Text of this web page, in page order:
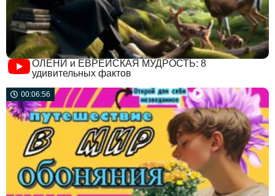
ОЛЕНИ и ЕВРЕЙСКАЯ МУДРОСТЬ: 8
удивительных фактов
00:06:56